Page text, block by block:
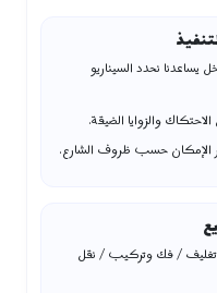
يساعدنا نحدد السيناريو
والزوايا الضيقة.
الإمكان حسب ظروف الشارع.
/ فك وتركيب / نقل